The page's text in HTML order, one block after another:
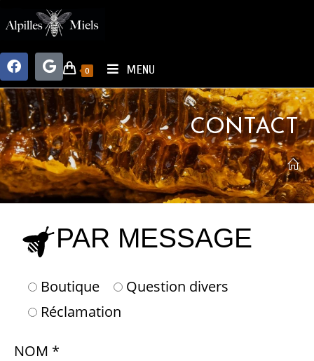
0 MENU
CONTACT
PAR MESSAGE
Boutique
Question divers
Réclamation
NOM *